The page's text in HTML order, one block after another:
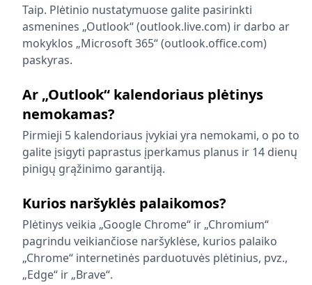
Taip. Plėtinio nustatymuose galite pasirinkti
asmenines „Outlook“ (outlook.live.com) ir darbo ar
mokyklos „Microsoft 365“ (outlook.office.com)
paskyras.
Ar „Outlook“ kalendoriaus plėtinys
nemokamas?
Pirmieji 5 kalendoriaus įvykiai yra nemokami, o po to
galite įsigyti paprastus įperkamus planus ir 14 dienų
pinigų grąžinimo garantiją.
Kurios naršyklės palaikomos?
Plėtinys veikia „Google Chrome“ ir „Chromium“
pagrindu veikiančiose naršyklėse, kurios palaiko
„Chrome“ internetinės parduotuvės plėtinius, pvz.,
„Edge“ ir „Brave“.